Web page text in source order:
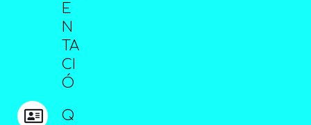
E
N
TA
CI
Ó
Q